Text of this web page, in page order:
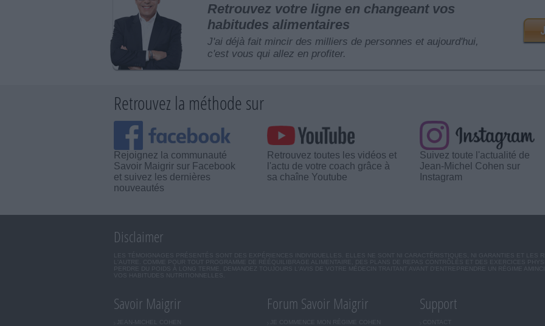
Retrouvez votre ligne en changeant vos
habitudes alimentaires
J'ai déjà fait mincir des milliers de personnes et aujourd'hui,
c'est vous qui allez en profiter.
Retrouvez la méthode sur
Rejoignez la communauté
Savoir Maigrir sur Facebook
et suivez les dernières
nouveautés
Retrouvez toutes les vidéos et
l'actu de votre coach grâce à
sa chaîne Youtube
Suivez toute l'actualité de
Jean-Michel Cohen sur
Instagram
Disclaimer
LES TÉMOIGNAGES PRÉSENTÉS SONT DES EXPÉRIENCES INDIVIDUELLES. ELLES NE SONT NI CARACTÉRISTIQUES, NI GARANTIES ET LES
L'AUTRE. COMME POUR TOUT PROGRAMME DE RÉÉQUILIBRAGE ALIMENTAIRE, DES PLANS DE REPAS CONTRÔLÉS ET DES EXERCICES
PERDRE DU POIDS À LONG TERME. DEMANDEZ TOUJOURS L'AVIS DE VOTRE MÉDECIN TRAITANT AVANT D'ENTREPRENDRE UN RÉGIME
VOS HABITUDES NUTRITIONNELLES.
Savoir Maigrir
JEAN-MICHEL COHEN
Forum Savoir Maigrir
JE COMMENCE MON RÉGIME COHEN
Support
CONTACT